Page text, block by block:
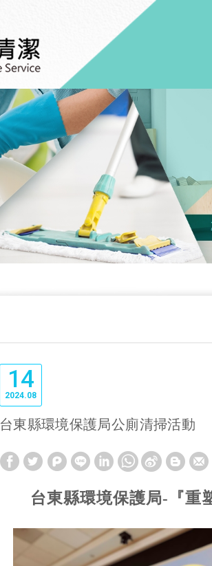
14
08
2024
台東縣環境保護局公廁清掃活動
台東縣環境保護局-『重